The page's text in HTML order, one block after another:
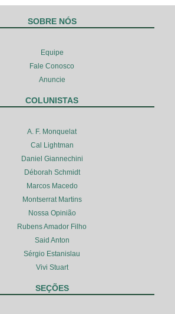
SOBRE NÓS
Equipe
Fale Conosco
Anuncie
COLUNISTAS
A. F. Monquelat
Cal Lightman
Daniel Giannechini
Déborah Schmidt
Marcos Macedo
Montserrat Martins
Nossa Opinião
Rubens Amador Filho
Said Anton
Sérgio Estanislau
Vivi Stuart
SEÇÕES